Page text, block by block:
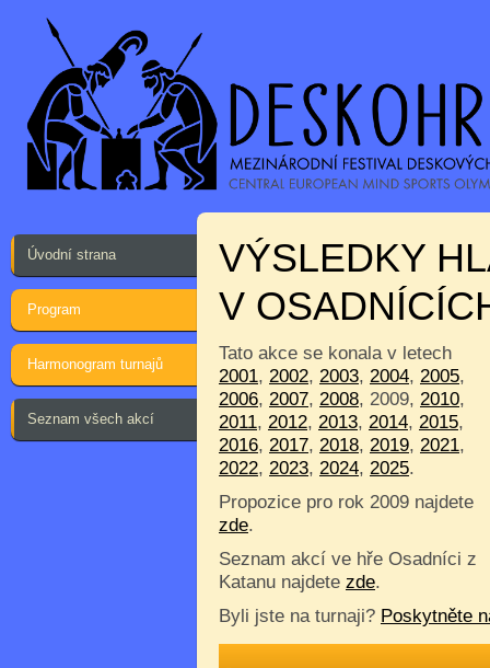
Úvodní strana
Program
Harmonogram turnajů
Seznam všech akcí
VÝSLEDKY
V
Tato akce se konala v letech
2001, 2002, 2003, 2004, 2005,
2006, 2007, 2008, 2009, 2010,
2011, 2012, 2013, 2014, 2015,
2016, 2017, 2018, 2019, 2021,
2022, 2023, 2024, 2025.
Propozice pro rok 2009 najdete
zde.
Seznam akcí ve hře Osadníci z
Katanu najdete zde.
Byli jste na turnaji? Poskytněte